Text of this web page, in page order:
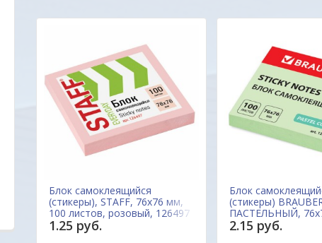
Удобный сайт... Цены, качество товаров ,
внимательное и уважительное отношение к
покупателю с порога подкупают своей
неординарностью... МО-ЛОД-ЦЫ !!!
Уважаемые
очень
наш новый сайт
Вас. Будем
пожеланиям и
ОДО
Блок самоклеящийся
(стикеры), STAFF, 76х76 мм,
100 листов, розовый, 126497
Китай
1.25 руб.
Блок
(стикеры)
ПАСТЕЛЬНЫЙ,
листов, зеленый,
Китай
2.15 руб.